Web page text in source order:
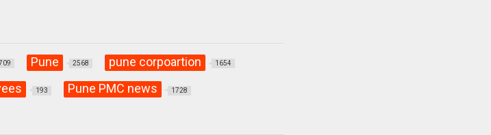
Pune 2568 pune corpoartion 1654
193 Pune PMC news 1728